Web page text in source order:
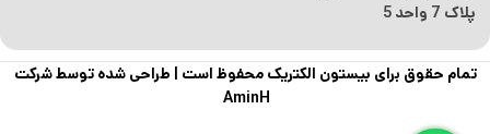
پلاک 7 واحد 5
تمام حقوق برای بیستون الکتریک محفوظ است | طراحی شده توسط شرکت
AminH